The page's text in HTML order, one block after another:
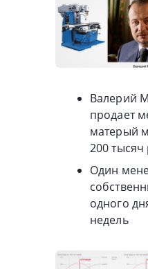
Валерий
продает
матерый
200
Один
одного
недель